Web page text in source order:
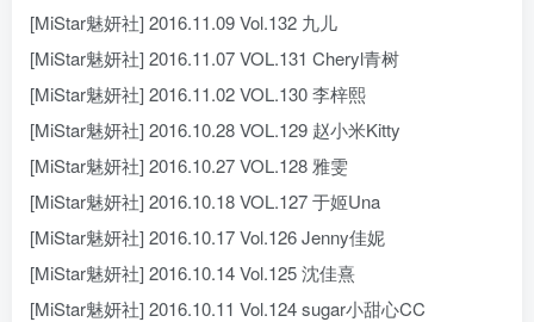
[MiStar魅妍社] 2016.11.09 Vol.132 九儿
[MiStar魅妍社] 2016.11.07 VOL.131 Cheryl青树
[MiStar魅妍社] 2016.11.02 VOL.130 李梓熙
[MiStar魅妍社] 2016.10.28 VOL.129 赵小米Kitty
[MiStar魅妍社] 2016.10.27 VOL.128 雅雯
[MiStar魅妍社] 2016.10.18 VOL.127 于姬Una
[MiStar魅妍社] 2016.10.17 Vol.126 Jenny佳妮
[MiStar魅妍社] 2016.10.14 Vol.125 沈佳熹
[MiStar魅妍社] 2016.10.11 Vol.124 sugar小甜心CC